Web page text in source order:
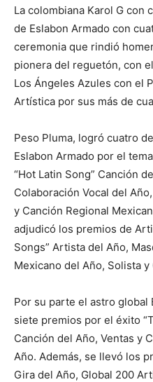
La colombiana Karol G con
de Eslabon Armado con
ceremonia que rindió
pionera del reguetón, con
Los Ángeles Azules con el
Artística por sus más de
Peso Pluma, logró cuatro
Eslabon Armado por el
“Hot Latin Song” Canción
Colaboración Vocal del
y Canción Regional
adjudicó los premios de
Songs” Artista del Año,
Mexicano del Año, Solista
Por su parte el astro global
siete premios por el éxito
Canción del Año, Ventas y
Año. Además, se llevó los
Gira del Año, Global 200